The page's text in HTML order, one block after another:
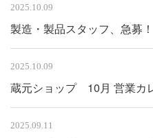
2025.10.09
製造・製品スタッフ、急募
2025.10.09
蔵元ショップ 10月 営業カ
2025.09.11